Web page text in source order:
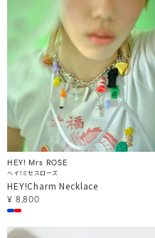
HEY! Mrs ROSE
ヘイ！ミセスローズ
HEY!Charm Necklace
¥ 8,800